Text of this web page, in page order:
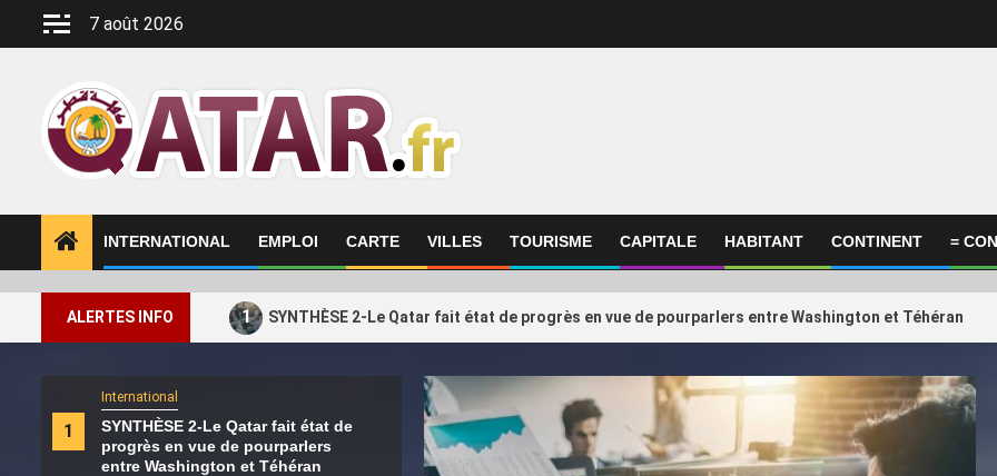
7 août 2026
INTERNATIONAL EMPLOI CARTE VILLES TOURISME CAPITALE HABITANT CONTINENT =
ALERTES INFO 1 SYNTHÈSE 2-Le Qatar fait état de progrès en vue de pourparlers entre Washington et Téhéran
1
International
SYNTHÈSE 2-Le Qatar fait état de
progrès en vue de pourparlers
entre Washington et Téhéran
2
Les compagnies du Golfe face au
défi de la confiance retrouvée
ConocoPhillips
retards éventuels du
au Qatar ne devraient